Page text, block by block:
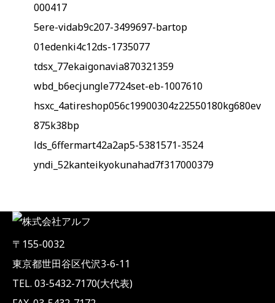
000417
5ere-vidab9c207-3499697-bartop
01edenki4c12ds-1735077
tdsx_77ekaigonavia870321359
wbd_b6ecjungle7724set-eb-1007610
hsxc_4atireshop056c19900304z22550180kg680ev
875k38bp
lds_6ffermart42a2ap5-5381571-3524
yndi_52kanteikyokunahad7f317000379
〒155-0032
東京都世田谷区代沢3-6-11
TEL. 03-5432-7170(大代表)